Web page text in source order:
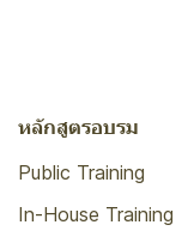
หลักสูตรอบรม
Public Training
In-House Training